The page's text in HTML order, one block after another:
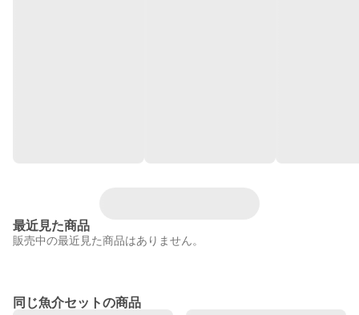
最近見た商品
販売中の最近見た商品はありません。
同じ魚介セットの商品